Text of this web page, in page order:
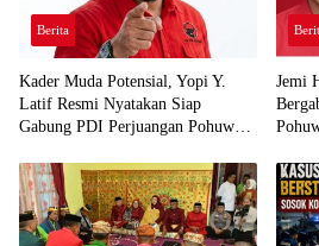
Berita
Kader Muda Potensial, Yopi Y.
Latif Resmi Nyatakan Siap
Gabung PDI Perjuangan Pohuwato
Jemi